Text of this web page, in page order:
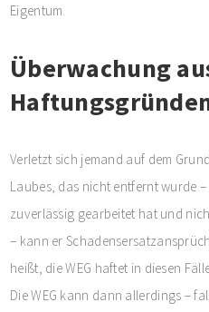
Eigentum.
Überwachung
Verletzt sich jemand auf dem
Laubes, das nicht entfernt wurde
zuverlässig gearbeitet hat und
– kann er
heißt, die WEG haftet in diesen
Die WEG kann dann allerdings –